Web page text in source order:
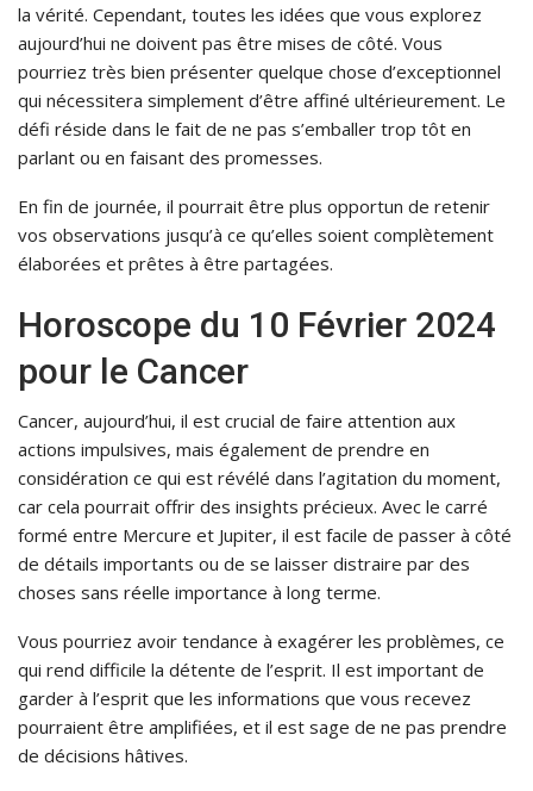
la vérité. Cependant, toutes les idées que vous explorez
aujourd’hui ne doivent pas être mises de côté. Vous
pourriez très bien présenter quelque chose d’exceptionnel
qui nécessitera simplement d’être affiné ultérieurement. Le
défi réside dans le fait de ne pas s’emballer trop tôt en
parlant ou en faisant des promesses.
En fin de journée, il pourrait être plus opportun de retenir
vos observations jusqu’à ce qu’elles soient complètement
élaborées et prêtes à être partagées.
Horoscope du 10 Février 2024
pour le Cancer
Cancer, aujourd’hui, il est crucial de faire attention aux
actions impulsives, mais également de prendre en
considération ce qui est révélé dans l’agitation du moment,
car cela pourrait offrir des insights précieux. Avec le carré
formé entre Mercure et Jupiter, il est facile de passer à côté
de détails importants ou de se laisser distraire par des
choses sans réelle importance à long terme.
Vous pourriez avoir tendance à exagérer les problèmes, ce
qui rend difficile la détente de l’esprit. Il est important de
garder à l’esprit que les informations que vous recevez
pourraient être amplifiées, et il est sage de ne pas prendre
de décisions hâtives.